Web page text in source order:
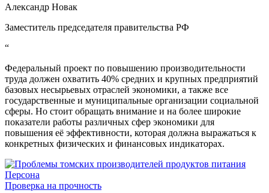
Александр Новак
Заместитель председателя правительства РФ
“
Федеральный проект по повышению производительности
труда должен охватить 40% средних и крупных предприятий
базовых несырьевых отраслей экономики, а также все
государственные и муниципальные организации социальной
сферы. Но стоит обращать внимание и на более широкие
показатели работы различных сфер экономики для
повышения её эффективности, которая должна выражаться к
конкретных физических и финансовых индикаторах.
Персона
Проверка на прочность